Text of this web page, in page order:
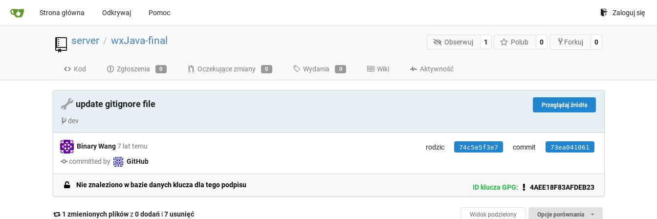
Strona główna Odkrywaj Pomoc Zaloguj się
server / wxJava-final Obserwuj 1 Polub 0 Forkuj 0
Kod Zgłoszenia 0 Oczekujące zmiany 0 Wydania 0 Wiki Aktywność
Przeglądaj źródła
🔧 update gitignore file
dev
Binary Wang7 lat temu
committed by
GitHub
rodzic 74c5e5f3e7 commit 73ea041061
Nie znaleziono w bazie danych klucza dla tego podpisu ID klucza GPG: 4AEE18F83AFDEB23
1 zmienionych plikówz0 dodańi7 usunięć Widok podzielony Opcje porównania